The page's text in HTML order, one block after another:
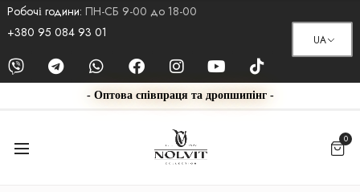
Робочі години: ПН-СБ 9-00 до 18-00
UA
+380 95 084 93 01
- Оптова співпраця та дропшипінг -
0